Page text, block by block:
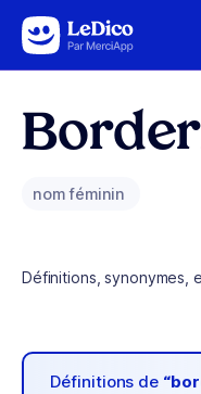
Aller au contenu
nom féminin
Définitions, synonymes,
Définitions de